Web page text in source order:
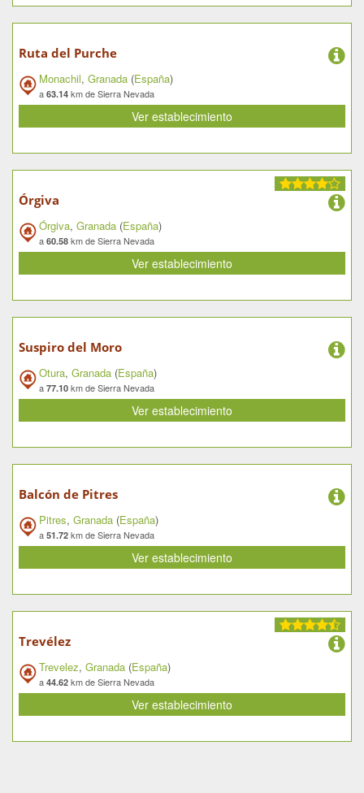
Ruta del Purche
Monachil, Granada (España)
a 63.14 km de Sierra Nevada
Ver establecimiento
Órgiva
Órgiva, Granada (España)
a 60.58 km de Sierra Nevada
Ver establecimiento
Suspiro del Moro
Otura, Granada (España)
a 77.10 km de Sierra Nevada
Ver establecimiento
Balcón de Pitres
Pitres, Granada (España)
a 51.72 km de Sierra Nevada
Ver establecimiento
Trevélez
Trevelez, Granada (España)
a 44.62 km de Sierra Nevada
Ver establecimiento